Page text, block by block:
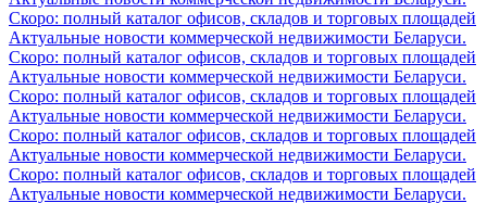
Скоро: полный каталог офисов, складов и торговых площадей
Актуальные новости коммерческой недвижимости Беларуси.
Скоро: полный каталог офисов, складов и торговых площадей
Актуальные новости коммерческой недвижимости Беларуси.
Скоро: полный каталог офисов, складов и торговых площадей
Актуальные новости коммерческой недвижимости Беларуси.
Скоро: полный каталог офисов, складов и торговых площадей
Актуальные новости коммерческой недвижимости Беларуси.
Скоро: полный каталог офисов, складов и торговых площадей
Актуальные новости коммерческой недвижимости Беларуси.